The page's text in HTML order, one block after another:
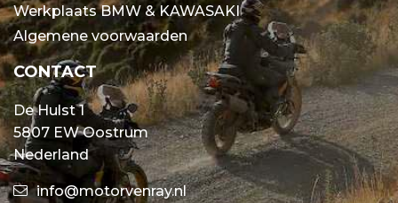
Werkplaats BMW & KAWASAKI
Algemene voorwaarden
CONTACT
De Hulst 1
5807 EW Oostrum
Nederland
info@motorvenray.nl